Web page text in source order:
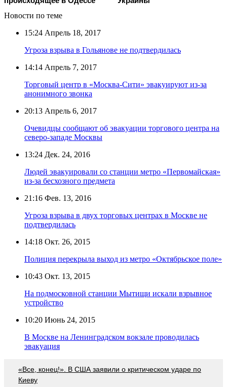
Новости по теме
15:24 Апрель 18, 2017
Угроза взрыва в Гольянове не подтвердилась
14:14 Апрель 7, 2017
Торговый центр в «Москва-Сити» эвакуируют из-за
анонимного звонка
20:13 Апрель 6, 2017
Очевидцы сообщают об эвакуации торгового центра на
северо-западе Москвы
13:24 Дек. 24, 2016
Людей эвакуировали со станции метро «Первомайская»
из-за бесхозного предмета
21:16 Фев. 13, 2016
Угроза взрыва в двух торговых центрах в Москве не
подтвердилась
14:18 Окт. 26, 2015
Полиция перекрыла выход из метро «Октябрьское поле»
10:43 Окт. 13, 2015
На подмосковной станции Мытищи искали взрывное
устройство
10:20 Июнь 24, 2015
В Москве на Ленинградском вокзале проводилась
эвакуация
«Все, конец!». В США заявили о критическом ударе по
Киеву